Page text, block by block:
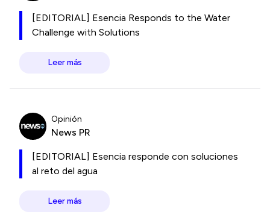
[EDITORIAL] Esencia Responds to the Water
Challenge with Solutions
Leer más
Opinión
News PR
[EDITORIAL] Esencia responde con soluciones
al reto del agua
Leer más